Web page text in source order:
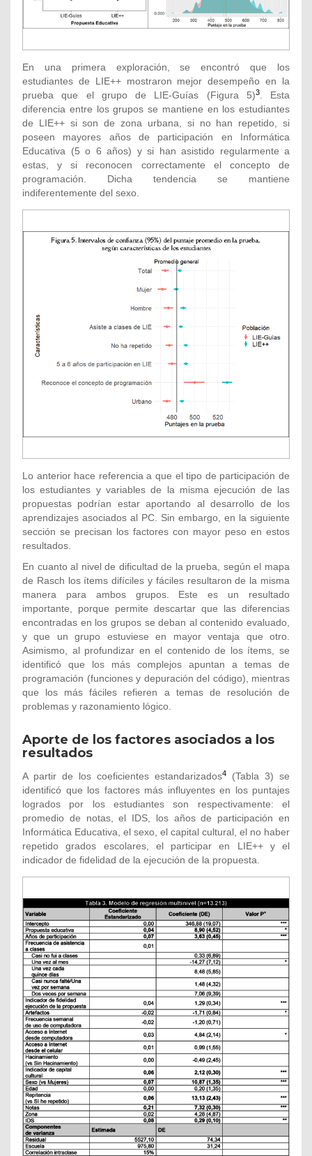
En una primera exploración, se encontró que los
estudiantes de LIE++ mostraron mejor desempeño en la
prueba que el grupo de LIE-Guías (Figura 5)3. Esta
diferencia entre los grupos se mantiene en los estudiantes
de LIE++ si son de zona urbana, si no han repetido, si
poseen mayores años de participación en Informática
Educativa (5 o 6 años) y si han asistido regularmente a
estas, y si reconocen correctamente el concepto de
programación. Dicha tendencia se mantiene
indiferentemente del sexo.
Lo anterior hace referencia a que el tipo de participación de
los estudiantes y variables de la misma ejecución de las
propuestas podrían estar aportando al desarrollo de los
aprendizajes asociados al PC. Sin embargo, en la siguiente
sección se precisan los factores con mayor peso en estos
resultados.
En cuanto al nivel de dificultad de la prueba, según el mapa
de Rasch los ítems difíciles y fáciles resultaron de la misma
manera para ambos grupos. Este es un resultado
importante, porque permite descartar que las diferencias
encontradas en los grupos se deban al contenido evaluado,
y que un grupo estuviese en mayor ventaja que otro.
Asimismo, al profundizar en el contenido de los ítems, se
identificó que los más complejos apuntan a temas de
programación (funciones y depuración del código), mientras
que los más fáciles refieren a temas de resolución de
problemas y razonamiento lógico.
Aporte de los factores asociados a los
resultados
A partir de los coeficientes estandarizados4
(Tabla 3) se
identificó que los factores más influyentes en los puntajes
logrados por los estudiantes son respectivamente: el
promedio de notas, el IDS, los años de participación en
Informática Educativa, el sexo, el capital cultural, el no haber
repetido grados escolares, el participar en LIE++ y el
indicador de fidelidad de la ejecución de la propuesta.